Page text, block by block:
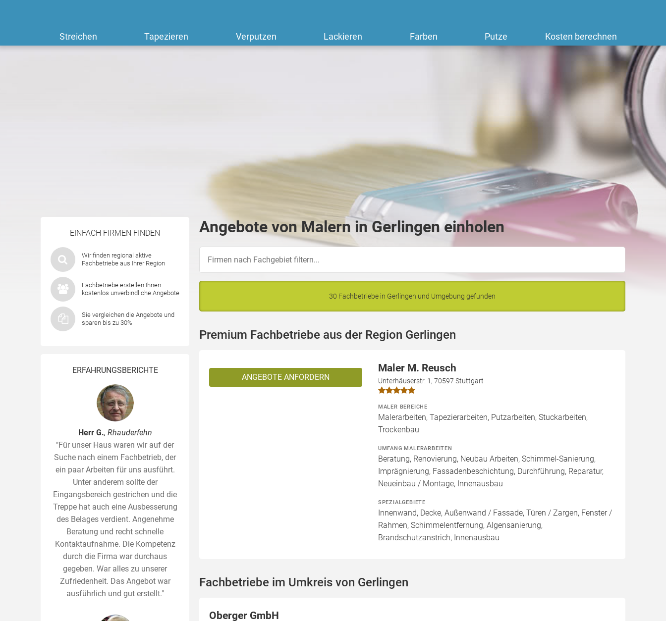
Streichen Tapezieren Verputzen Lackieren Farben Putze Kosten berechnen
EINFACH FIRMEN FINDEN
Wir finden regional aktive
Fachbetriebe aus Ihrer Region
Fachbetriebe erstellen Ihnen
kostenlos unverbindliche Angebote
Sie vergleichen die Angebote und
sparen bis zu 30%
ERFAHRUNGSBERICHTE
Herr G., Rhauderfehn
"Für unser Haus waren wir auf der
Suche nach einem Fachbetrieb, der
ein paar Arbeiten für uns ausführt.
Unter anderem sollte der
Eingangsbereich gestrichen und die
Treppe hat auch eine Ausbesserung
des Belages verdient. Angenehme
Beratung und recht schnelle
Kontaktaufnahme. Die Kompetenz
durch die Firma war durchaus
gegeben. War alles zu unserer
Zufriedenheit. Das Angebot war
ausführlich und gut erstellt."
Angebote von Malern in Gerlingen einholen
30 Fachbetriebe in Gerlingen und Umgebung gefunden
Premium Fachbetriebe aus der Region Gerlingen
ANGEBOTE ANFORDERN
Maler M. Reusch
Unterhäuserstr. 1, 70597 Stuttgart
MALER BEREICHE
Malerarbeiten, Tapezierarbeiten, Putzarbeiten, Stuckarbeiten,
Trockenbau
UMFANG MALERARBEITEN
Beratung, Renovierung, Neubau Arbeiten, Schimmel-Sanierung,
Imprägnierung, Fassadenbeschichtung, Durchführung, Reparatur,
Neueinbau / Montage, Innenausbau
SPEZIALGEBIETE
Innenwand, Decke, Außenwand / Fassade, Türen / Zargen, Fenster /
Rahmen, Schimmelentfernung, Algensanierung,
Brandschutzanstrich, Innenausbau
Fachbetriebe im Umkreis von Gerlingen
Oberger GmbH